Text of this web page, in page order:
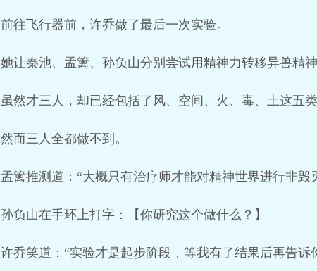
前往飞行器前，许乔做了最后一次实验。
她让秦池、孟篱、孙负山分别尝试用精神力转移异兽精
虽然才三人，却已经包括了风、空间、火、毒、土这五类
然而三人全都做不到。
孟篱推测道：“大概只有治疗师才能对精神世界进行非毁
孙负山在手环上打字：【你研究这个做什么？】
许乔笑道：“实验才是起步阶段，等我有了结果后再告诉